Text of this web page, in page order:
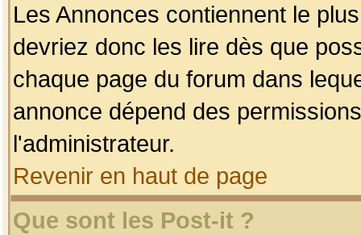
Les Annonces contiennent le
devriez donc les lire dès que
chaque page du forum dans
annonce dépend des
l'administrateur.
Revenir en haut de page
Que sont les Post-it ?